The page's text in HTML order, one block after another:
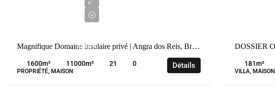
ANGRA
Magnifique Domaine insulaire privé | Angra dos Reis, Brésil
1600m² 11000m² 21 0
PROPRIÉTÉ, MAISON
Détails 181m²
VILLA, MAISON
1